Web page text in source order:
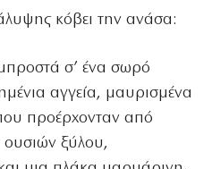
κόβει την ανάσα:
σ’ ένα σωρό
αγγεία, μαυρισμένα
προέρχονταν από
ξύλου,